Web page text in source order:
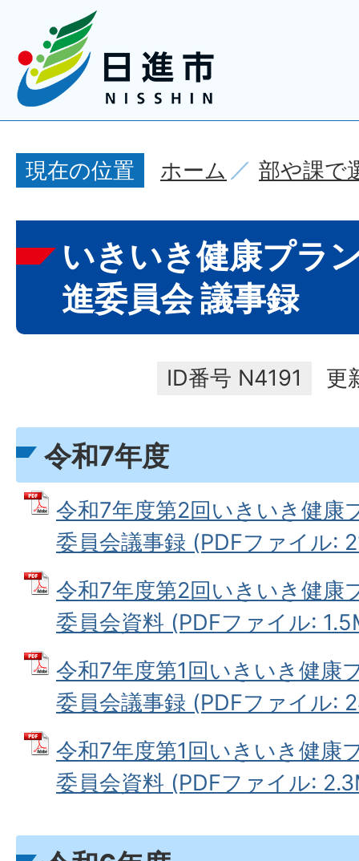
現在の位置 ホーム 部や課で
いきいき健康プラ
進委員会 議事録
ID番号 N4191 更
令和7年度
令和7年度第2回いきいき健康
委員会議事録 (PDFファイル:
令和7年度第2回いきいき健康
委員会資料 (PDFファイル:
令和7年度第1回いきいき健康
委員会議事録 (PDFファイル:
令和7年度第1回いきいき健康
委員会資料 (PDFファイル: